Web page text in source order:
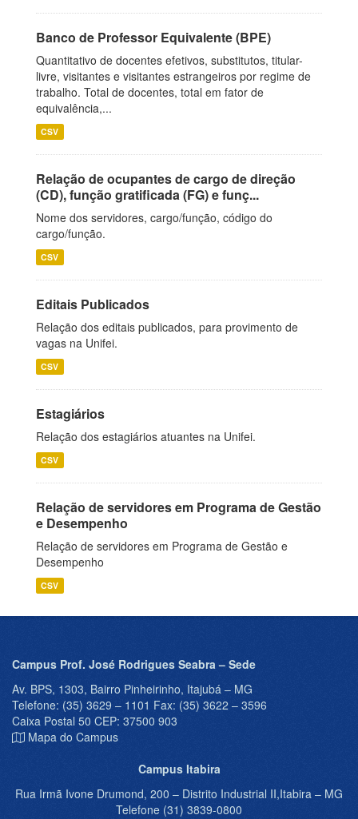
Banco de Professor Equivalente (BPE)
Quantitativo de docentes efetivos, substitutos, titular-
livre, visitantes e visitantes estrangeiros por regime de
trabalho. Total de docentes, total em fator de
equivalência,...
CSV
Relação de ocupantes de cargo de direção
(CD), função gratificada (FG) e funç...
Nome dos servidores, cargo/função, código do
cargo/função.
CSV
Editais Publicados
Relação dos editais publicados, para provimento de
vagas na Unifei.
CSV
Estagiários
Relação dos estagiários atuantes na Unifei.
CSV
Relação de servidores em Programa de Gestão
e Desempenho
Relação de servidores em Programa de Gestão e
Desempenho
CSV
Campus Prof. José Rodrigues Seabra – Sede
Av. BPS, 1303, Bairro Pinheirinho, Itajubá – MG
Telefone: (35) 3629 – 1101 Fax: (35) 3622 – 3596
Caixa Postal 50 CEP: 37500 903
Mapa do Campus
Campus Itabira
Rua Irmã Ivone Drumond, 200 – Distrito Industrial II,Itabira – MG
Telefone (31) 3839-0800